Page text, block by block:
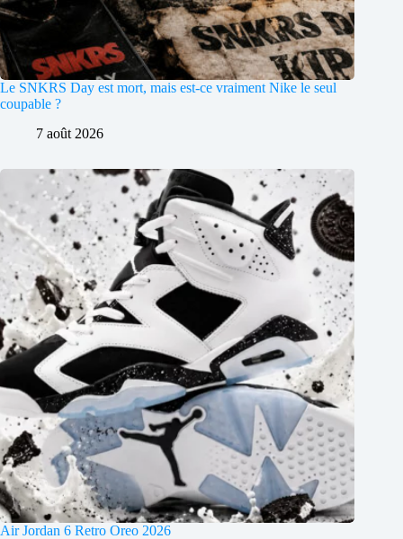
Le SNKRS Day est mort, mais est-ce vraiment Nike le seul
coupable ?
7 août 2026
Air Jordan 6 Retro Oreo 2026